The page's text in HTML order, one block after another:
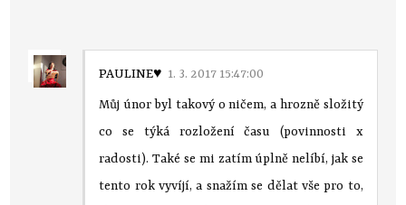
PAULINE♥ 1. 3. 2017 15:47:00
Můj únor byl takový o ničem, a hrozně složitý
co se týká rozložení času (povinnosti x
radosti). Také se mi zatím úplně nelíbí, jak se
tento rok vyvíjí, a snažím se dělat vše pro to,